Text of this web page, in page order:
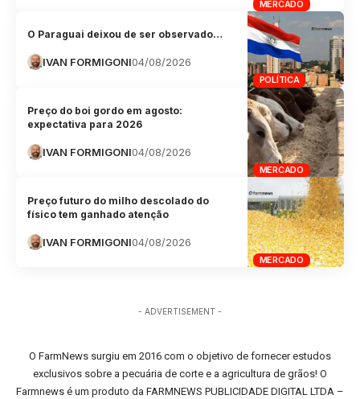
MERCADO
POLÍTICA
O Paraguai deixou de ser observado…
IVAN FORMIGONI04/08/2026
MERCADO
Preço do boi gordo em agosto:
expectativa para 2026
IVAN FORMIGONI04/08/2026
MERCADO
Preço futuro do milho descolado do
físico tem ganhado atenção
IVAN FORMIGONI04/08/2026
- ADVERTISEMENT -
O FarmNews surgiu em 2016 com o objetivo de fornecer estudos
exclusivos sobre a pecuária de corte e a agricultura de grãos! O
Farmnews é um produto da FARMNEWS PUBLICIDADE DIGITAL LTDA –